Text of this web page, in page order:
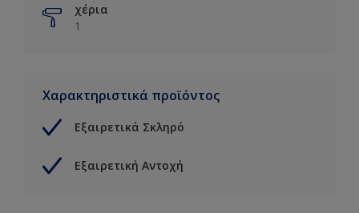
χέρια
1
Χαρακτηριστικά προϊόντος
Εξαιρετικά Σκληρό
Εξαιρετική Αντοχή